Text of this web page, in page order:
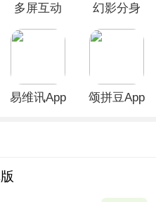
多屏互动
幻影分身
易维讯App 颂拼豆App